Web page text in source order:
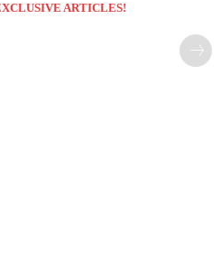
ARTICLES!